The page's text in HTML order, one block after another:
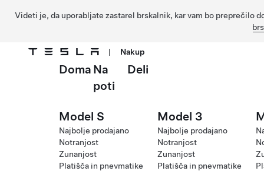
Videti je, da uporabljate zastarel brskalnik, kar vam bo preprečilo
Preskočite na glavno vsebino
| Nakup
Doma Na
poti
Deli
Model S
Najbolje prodajano
Notranjost
Zunanjost
Platišča in pnevmatike
Model 3
Najbolje prodajano
Notranjost
Zunanjost
Platišča in pnevmatike